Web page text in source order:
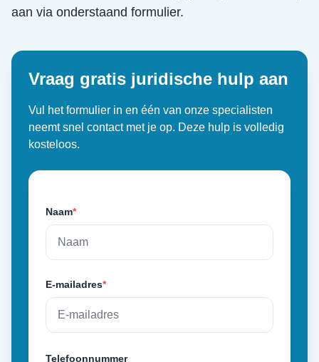
aan via onderstaand formulier.
Vraag gratis juridische hulp aan
Vul het formulier in en één van onze specialisten
neemt snel contact met je op. Deze hulp is volledig
kosteloos.
Naam*
E-mailadres*
Telefoonnummer